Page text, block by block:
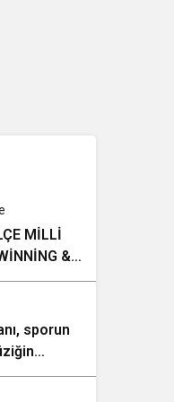
MİLLİ
&
sporun
bir